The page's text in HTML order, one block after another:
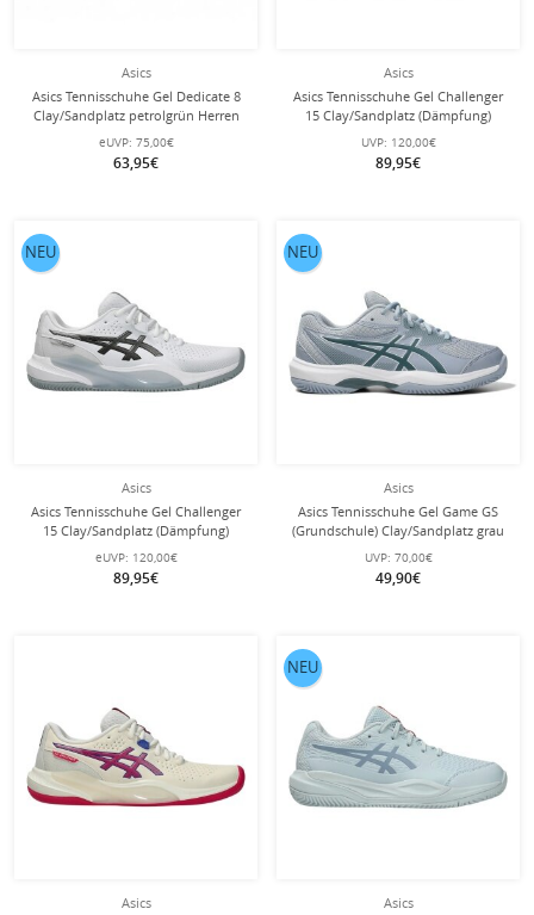
Asics
Asics Tennisschuhe Gel Dedicate 8
Clay/Sandplatz petrolgrün Herren
eUVP: 75,00€
63,95€
Asics
Asics Tennisschuhe Gel Challenger
15 Clay/Sandplatz (Dämpfung)
UVP: 120,00€
89,95€
Asics
Asics Tennisschuhe Gel Challenger
15 Clay/Sandplatz (Dämpfung)
eUVP: 120,00€
89,95€
NEU
Asics
Asics Tennisschuhe Gel Game GS
(Grundschule) Clay/Sandplatz grau
UVP: 70,00€
49,90€
NEU
Asics
Asics
NEU